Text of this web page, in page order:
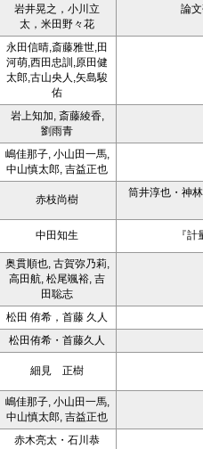
岩井晃之，小川立
太，米田野々花
論
永田信晴,斎藤雅世,田
河萌,西田忠訓,原田健
太郎,古山央人,矢島駿
佑
岩上知加, 斎藤綾香,
劉雨青
嶋佳那子, 小山田一馬,
中山慎太郎, 吉益正也
赤枝尚樹
筒井淳也・神
中田知生 『
奥貫順也, 古賀弥乃莉,
高田航, 松尾颯裕, 吉
田聡志
松田 侑希，首藤 久人
松田侑希・首藤久人
細見 正樹
嶋佳那子, 小山田一馬,
中山慎太郎, 吉益正也
赤木亮太・石川恭